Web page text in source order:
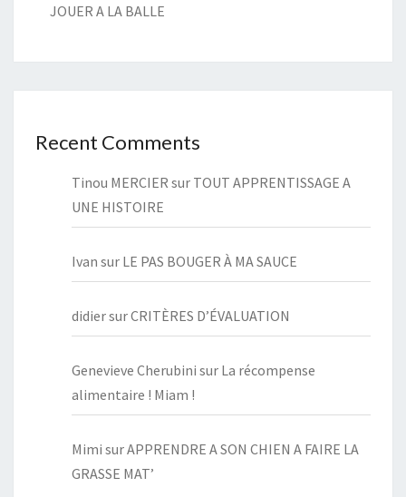
JOUER A LA BALLE
Recent Comments
Tinou MERCIER sur TOUT APPRENTISSAGE A
UNE HISTOIRE
Ivan sur LE PAS BOUGER À MA SAUCE
didiersurCRITÈRES D’ÉVALUATION
Genevieve Cherubini sur La récompense
alimentaire ! Miam !
Mimi surAPPRENDRE A SON CHIEN A FAIRE LA
GRASSE MAT’